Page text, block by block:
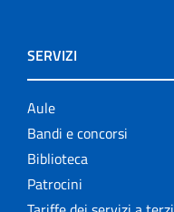
SERVIZI
Aule
Bandi e concorsi
Biblioteca
Patrocini